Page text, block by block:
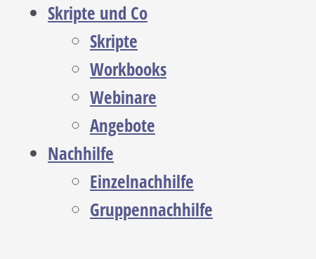
Skripte und Co
Skripte
Workbooks
Webinare
Angebote
Nachhilfe
Einzelnachhilfe
Gruppennachhilfe